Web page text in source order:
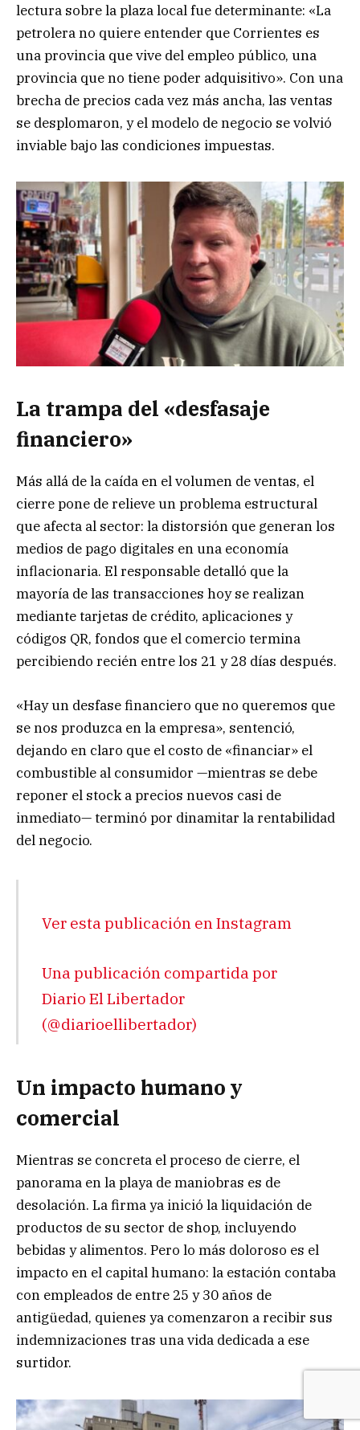
lectura sobre la plaza local fue determinante: «La
petrolera no quiere entender que Corrientes es
una provincia que vive del empleo público, una
provincia que no tiene poder adquisitivo». Con una
brecha de precios cada vez más ancha, las ventas
se desplomaron, y el modelo de negocio se volvió
inviable bajo las condiciones impuestas.
La trampa del «desfasaje
financiero»
Más allá de la caída en el volumen de ventas, el
cierre pone de relieve un problema estructural
que afecta al sector: la distorsión que generan los
medios de pago digitales en una economía
inflacionaria. El responsable detalló que la
mayoría de las transacciones hoy se realizan
mediante tarjetas de crédito, aplicaciones y
códigos QR, fondos que el comercio termina
percibiendo recién entre los 21 y 28 días después.
«Hay un desfase financiero que no queremos que
se nos produzca en la empresa», sentenció,
dejando en claro que el costo de «financiar» el
combustible al consumidor —mientras se debe
reponer el stock a precios nuevos casi de
inmediato— terminó por dinamitar la rentabilidad
del negocio.
Ver esta publicación en Instagram
Una publicación compartida por
Diario El Libertador
(@diarioellibertador)
Un impacto humano y
comercial
Mientras se concreta el proceso de cierre, el
panorama en la playa de maniobras es de
desolación. La firma ya inició la liquidación de
productos de su sector de shop, incluyendo
bebidas y alimentos. Pero lo más doloroso es el
impacto en el capital humano: la estación contaba
con empleados de entre 25 y 30 años de
antigüedad, quienes ya comenzaron a recibir sus
indemnizaciones tras una vida dedicada a ese
surtidor.